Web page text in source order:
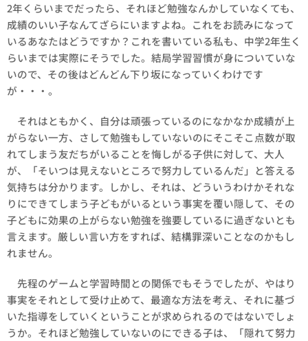
2年くらいまでだったら、それほど勉強なんかしていなくても、
成績のいい子なんてざらにいますよね。これをお読みになって
いるあなたはどうですか？これを書いている私も、中学2年生く
らいまでは実際にそうでした。結局学習習慣が身についていな
いので、その後はどんどん下り坂になっていくわけです
が・・・。
それはともかく、自分は頑張っているのになかなか成績が上
がらない一方、さして勉強もしていないのにそこそこ点数が取
れてしまう友だちがいることを悔しがる子供に対して、大人
が、「そいつは見えないところで努力しているんだ」と答える
気持ちは分かります。しかし、それは、どういうわけかそれな
りにできてしまう子どもがいるという事実を覆い隠して、その
子どもに効果の上がらない勉強を強要しているに過ぎないとも
言えます。厳しい言い方をすれば、結構罪深いことなのかもし
れません。
先程のゲームと学習時間との関係でもそうでしたが、やはり
事実をそれとして受け止めて、最適な方法を考え、それに基づ
いた指導をしていくということが求められるのではないでしょ
うか。それほど勉強していないのにできる子は、「隠れて努力